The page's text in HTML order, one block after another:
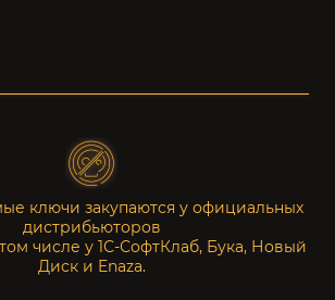
ключи закупаются у официальных
дистрибьюторов
числе у 1С-СофтКлаб, Бука, Новый
Диск и Enaza.